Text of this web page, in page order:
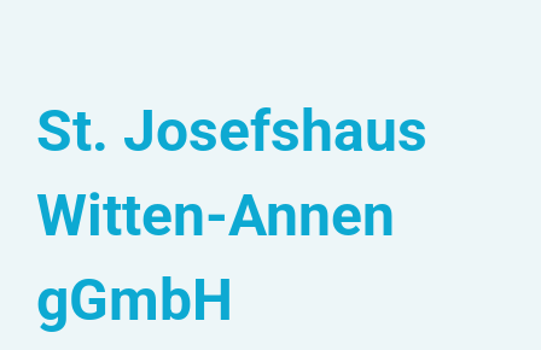
St. Josefshaus
Witten-Annen
gGmbH